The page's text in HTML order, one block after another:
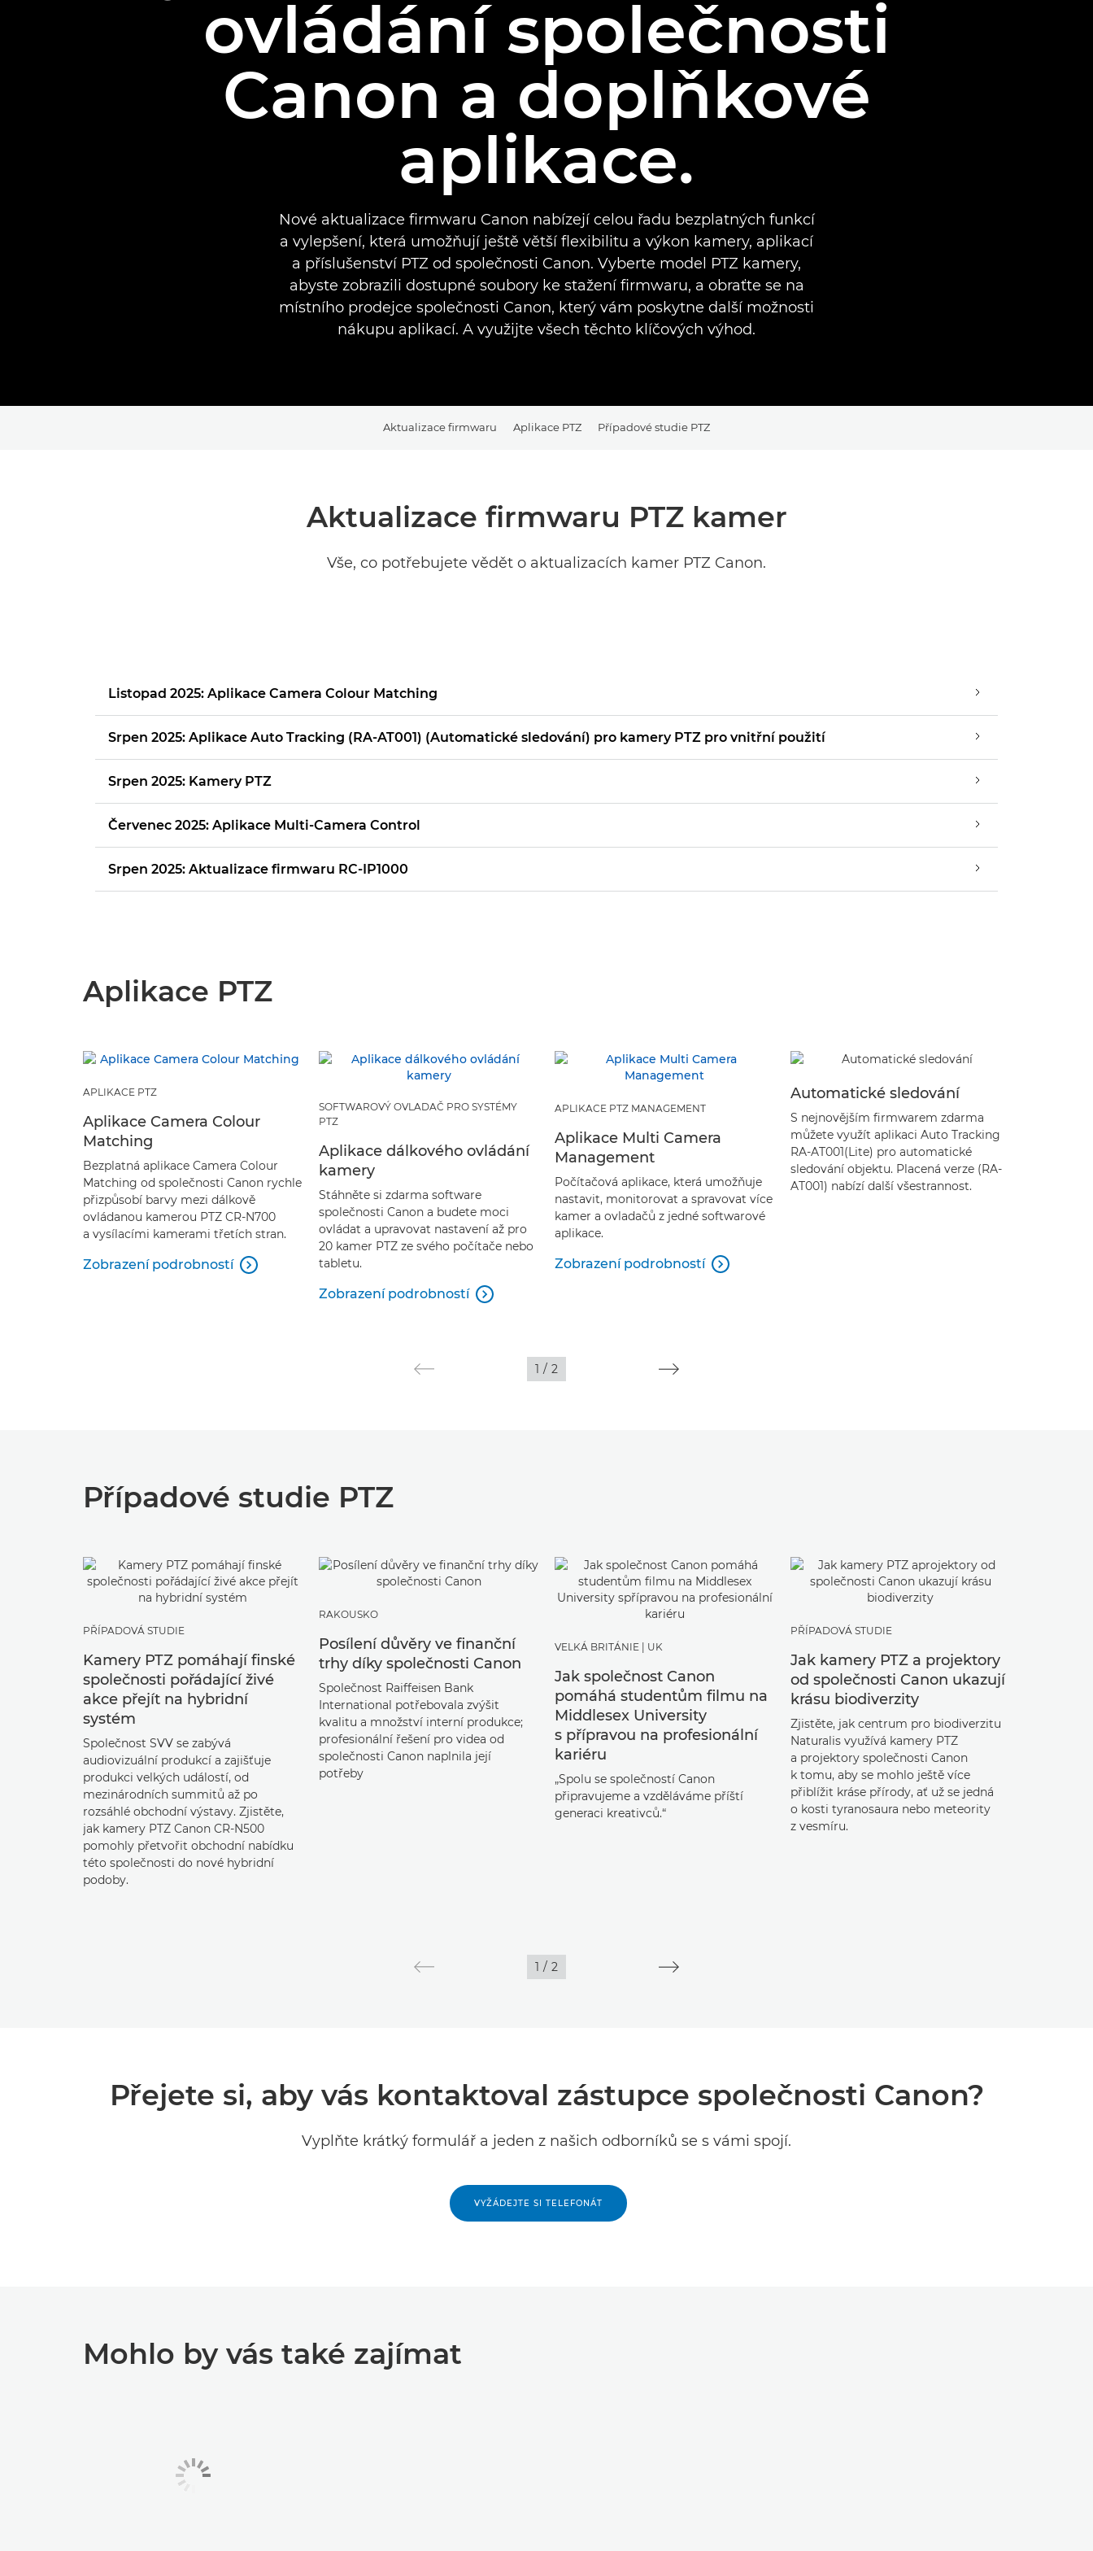
ovládání společnosti
Canon a doplňkové
aplikace.
Nové aktualizace firmwaru Canon nabízejí celou řadu bezplatných funkcí
a vylepšení, která umožňují ještě větší flexibilitu a výkon kamery, aplikací
a příslušenství PTZ od společnosti Canon. Vyberte model PTZ kamery,
abyste zobrazili dostupné soubory ke stažení firmwaru, a obraťte se na
místního prodejce společnosti Canon, který vám poskytne další možnosti
nákupu aplikací. A využijte všech těchto klíčových výhod.
Aktualizace firmwaru Aplikace PTZ Případové studie PTZ
Aktualizace firmwaru PTZ kamer
Vše, co potřebujete vědět o aktualizacích kamer PTZ Canon.
Listopad 2025: Aplikace Camera Colour Matching
Srpen 2025: Aplikace Auto Tracking (RA-AT001) (Automatické sledování) pro kamery PTZ pro vnitřní použití
Srpen 2025: Kamery PTZ
Červenec 2025: Aplikace Multi-Camera Control
Srpen 2025: Aktualizace firmwaru RC-IP1000
Aplikace PTZ
APLIKACE PTZ
Aplikace Camera Colour
Matching
Bezplatná aplikace Camera Colour
Matching od společnosti Canon rychle
přizpůsobí barvy mezi dálkově
ovládanou kamerou PTZ CR-N700
a vysílacími kamerami třetích stran.
Zobrazení podrobností 
SOFTWAROVÝ OVLADAČ PRO SYSTÉMY
PTZ
Aplikace dálkového ovládání
kamery
Stáhněte si zdarma software
společnosti Canon a budete moci
ovládat a upravovat nastavení až pro
20 kamer PTZ ze svého počítače nebo
tabletu.
Zobrazení podrobností 
APLIKACE PTZ MANAGEMENT
Aplikace Multi Camera
Management
Počítačová aplikace, která umožňuje
nastavit, monitorovat a spravovat více
kamer a ovladačů z jedné softwarové
aplikace.
Zobrazení podrobností 
Automatické sledování
S nejnovějším firmwarem zdarma
můžete využít aplikaci Auto Tracking
RA-AT001(Lite) pro automatické
sledování objektu. Placená verze (RA-
AT001) nabízí další všestrannost.
1 / 2
Případové studie PTZ
PŘÍPADOVÁ STUDIE
Kamery PTZ pomáhají finské
společnosti pořádající živé
akce přejít na hybridní
systém
Společnost SVV se zabývá
audiovizuální produkcí a zajišťuje
produkci velkých událostí, od
mezinárodních summitů až po
rozsáhlé obchodní výstavy. Zjistěte,
jak kamery PTZ Canon CR-N500
pomohly přetvořit obchodní nabídku
této společnosti do nové hybridní
podoby.
RAKOUSKO
Posílení důvěry ve finanční
trhy díky společnosti Canon
Společnost Raiffeisen Bank
International potřebovala zvýšit
kvalitu a množství interní produkce;
profesionální řešení pro videa od
společnosti Canon naplnila její
potřeby
VELKÁ BRITÁNIE | UK
Jak společnost Canon
pomáhá studentům filmu na
Middlesex University
s přípravou na profesionální
kariéru
„Spolu se společností Canon
připravujeme a vzděláváme příští
generaci kreativců.“
PŘÍPADOVÁ STUDIE
Jak kamery PTZ a projektory
od společnosti Canon ukazují
krásu biodiverzity
Zjistěte, jak centrum pro biodiverzitu
Naturalis využívá kamery PTZ
a projektory společnosti Canon
k tomu, aby se mohlo ještě více
přiblížit kráse přírody, ať už se jedná
o kosti tyranosaura nebo meteority
z vesmíru.
1 / 2
Přejete si, aby vás kontaktoval zástupce společnosti Canon?
Vyplňte krátký formulář a jeden z našich odborníků se s vámi spojí.
VYŽÁDEJTE SI TELEFONÁT
Mohlo by vás také zajímat